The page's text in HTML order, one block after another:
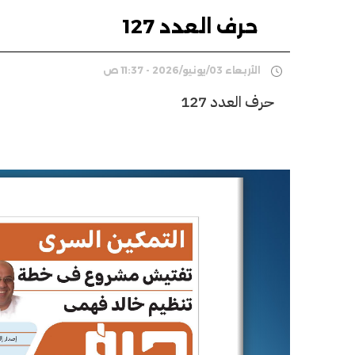
حرف العدد 127
الأربعاء 03/يونيو/2026 - 11:37 ص
حرف العدد 127